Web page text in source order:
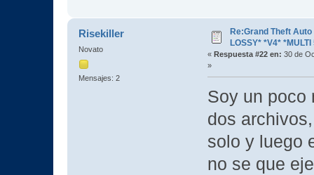
Risekiller
Novato
Mensajes: 2
Re:Grand Theft
LOSSY* *V4*
« Respuesta #22 en: 30 de
»
Soy un poco
dos
solo y luego
no se que